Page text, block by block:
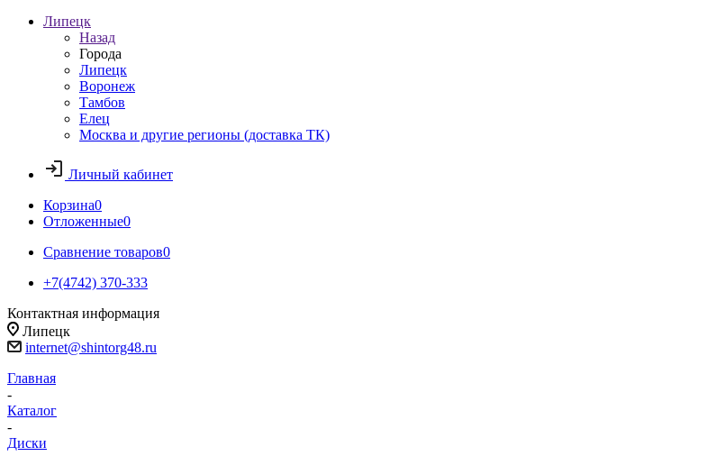
Липецк
Назад
Города
Липецк
Воронеж
Тамбов
Елец
Москва и другие регионы (доставка ТК)
Личный кабинет
Корзина0
Отложенные0
Сравнение товаров0
+7(4742) 370-333
Контактная информация
Липецк
internet@shintorg48.ru
Главная
-
Каталог
-
Диски